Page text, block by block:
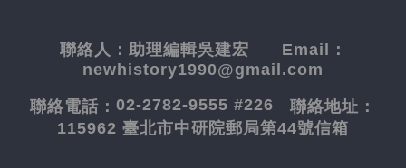
聯絡人： 助理編輯吳建宏 Email：
newhistory1990@gmail.com
聯絡電話： 02-2782-9555 #226 聯絡地址：
115962 臺北市中研院郵局第44號信箱